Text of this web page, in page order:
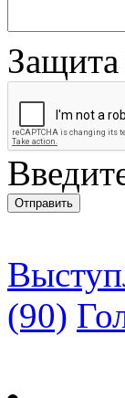
(90)